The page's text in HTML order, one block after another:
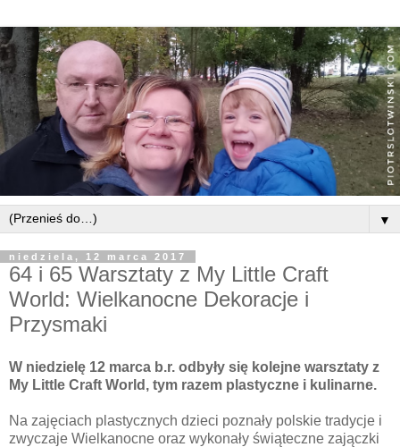
▼
niedziela, 12 marca 2017
64 i 65 Warsztaty z My Little Craft
World: Wielkanocne Dekoracje i
Przysmaki
W niedzielę 12 marca b.r. odbyły się kolejne warsztaty z
My Little Craft World, tym razem plastyczne i kulinarne.
Na zajęciach plastycznych dzieci poznały polskie tradycje i
zwyczaje Wielkanocne oraz wykonały świąteczne zajączki